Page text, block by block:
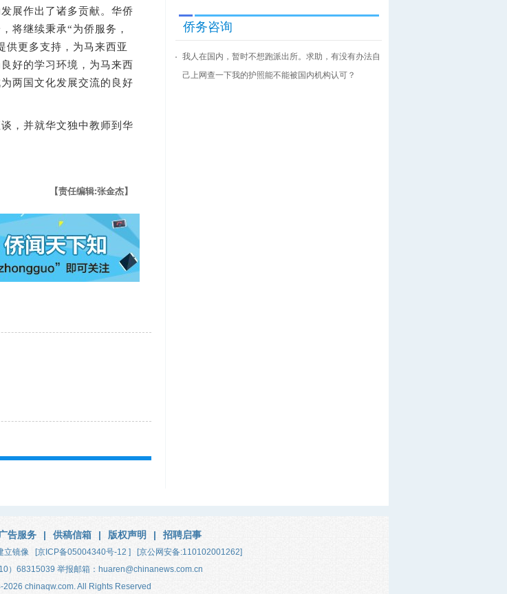
展作出了诸多贡献。华侨
将继续秉承“为侨服务，
供更多支持，为马来西亚
好的学习环境，为马来西
两国文化发展交流的良好
，并就华文独中教师到华
【责任编辑:张金杰】
侨务咨询
我人在国内，暂时不想跑派出所。求助，有没有办法自
己上网查一下我的护照能不能被国内机构认可？
告服务 | 供稿信箱 | 版权声明 | 招聘启事
立镜像 [京ICP备05004340号-12 ]
[京公网安备:110102001262]
）68315039 举报邮箱：huaren@chinanews.com.cn
2026 chinaqw.com. All Rights Reserved